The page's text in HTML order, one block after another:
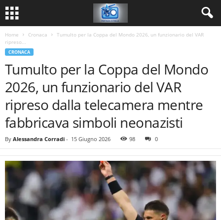
Home Cronaca
Tumulto per la Coppa del Mondo 2026, un funzionario del VAR
ripreso...
CRONACA
Tumulto per la Coppa del Mondo
2026, un funzionario del VAR
ripreso dalla telecamera mentre
fabbricava simboli neonazisti
By Alessandra Corradi - 15 Giugno 2026 98 0